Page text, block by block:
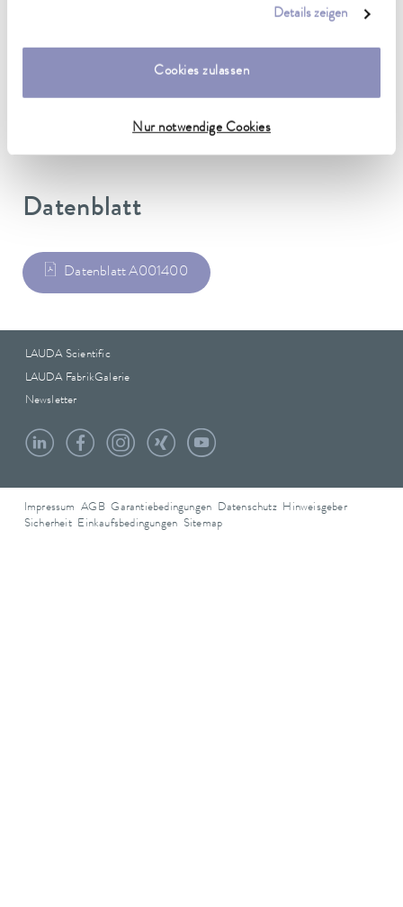
Details zeigen
Cookies zulassen
Nur notwendige Cookies
Edelstahl
Datenblatt
Datenblatt A001400
LAUDA Scientific
LAUDA FabrikGalerie
Newsletter
Impressum AGB Garantiebedingungen Datenschutz Hinweisgeber
Sicherheit Einkaufsbedingungen Sitemap